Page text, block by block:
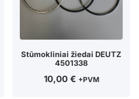
Stūmokliniai žiedai DEUTZ
4501338
10,00 € +PVM